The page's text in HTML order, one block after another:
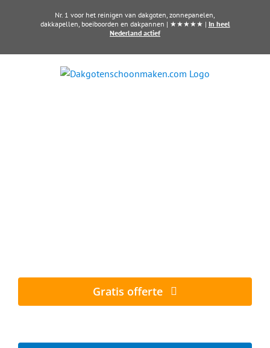
Nr. 1 voor het reinigen van dakgoten, zonnepanelen,
dakkapellen, boeiboorden en dakpannen | ★★★★★ | In heel
Nederland actief
Gratis offerte